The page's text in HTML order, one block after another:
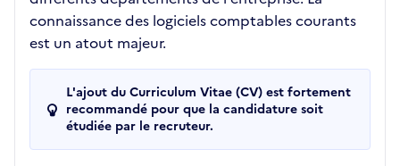
connaissance des logiciels comptables courants
est un atout majeur.
L'ajout du Curriculum Vitae (CV) est fortement
recommandé pour que la candidature soit
étudiée par le recruteur.